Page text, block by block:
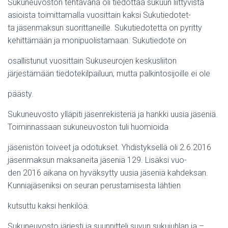
Sukuneuvoston tehtävänä oli tiedottaa sukuun liittyvistä
asioista toimittamalla vuosittain kaksi Sukutiedotet-
ta jäsenmaksun suorittaneille. Sukutiedotetta on pyritty
kehittämään ja monipuolistamaan. Sukutiedote on
osallistunut vuosittain Sukuseurojen keskusliiton
järjestämään tiedotekilpailuun, mutta palkintosijoille ei ole
päästy.
Sukuneuvosto ylläpiti jäsenrekisteriä ja hankki uusia jäseniä.
Toiminnassaan sukuneuvoston tuli huomioida
jäsenistön toiveet ja odotukset. Yhdistyksellä oli 2.6.2016
jäsenmaksun maksaneita jäseniä 129. Lisäksi vuo-
den 2016 aikana on hyväksytty uusia jäseniä kahdeksan.
Kunniajäseniksi on seuran perustamisesta lähtien
kutsuttu kaksi henkilöä.